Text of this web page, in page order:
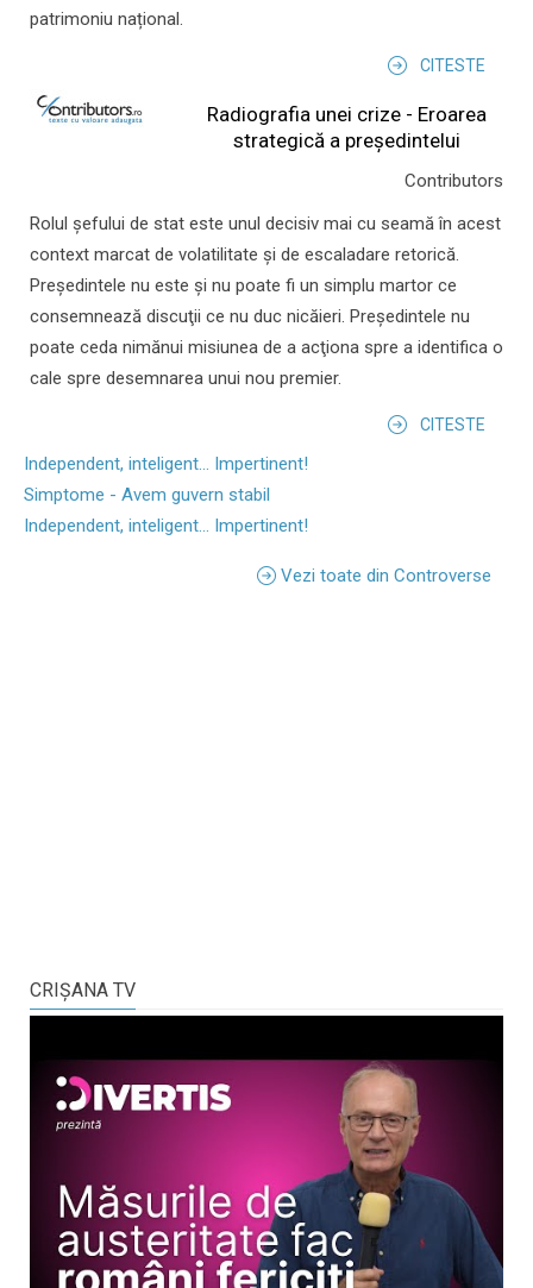
patrimoniu național.
CITESTE
Radiografia unei crize - Eroarea
strategică a președintelui
Contributors
Rolul şefului de stat este unul decisiv mai cu seamă în acest
context marcat de volatilitate şi de escaladare retorică.
Preşedintele nu este şi nu poate fi un simplu martor ce
consemnează discuţii ce nu duc nicăieri. Preşedintele nu
poate ceda nimănui misiunea de a acţiona spre a identifica o
cale spre desemnarea unui nou premier.
CITESTE
Independent, inteligent... Impertinent!
Simptome - Avem guvern stabil
Independent, inteligent... Impertinent!
Vezi toate din Controverse
CRIŞANA TV